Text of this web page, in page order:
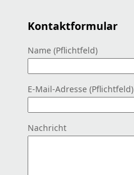
Kontaktformular
Name (Pflichtfeld)
E-Mail-Adresse (Pflichtfeld)
Nachricht